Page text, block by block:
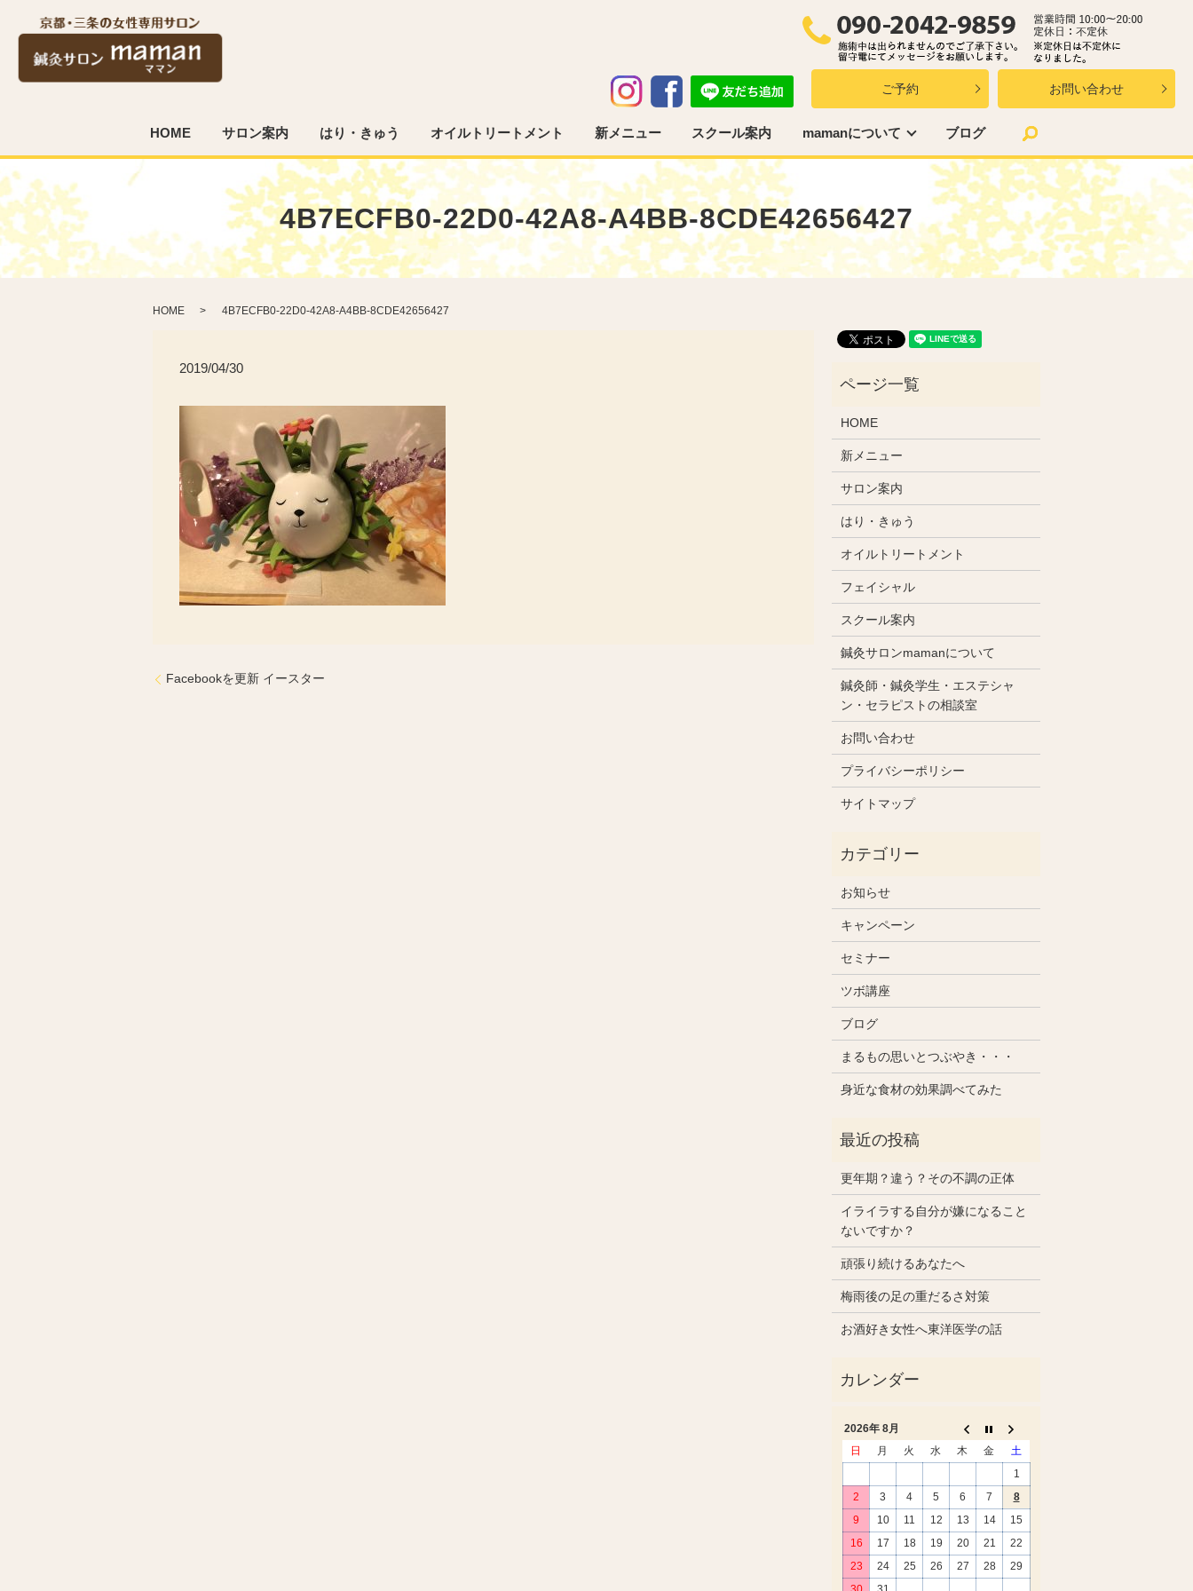
お問い合わせ
ご予約
HOME サロン案内 はり・きゅう オイルトリートメント 新メニュー スクール案内 mamanについて ブログ
4B7ECFB0-22D0-42A8-A4BB-8CDE42656427
HOME 4B7ECFB0-22D0-42A8-A4BB-8CDE42656427
2019/04/30
Facebookを更新 イースター
HOME
新メニュー
サロン案内
はり・きゅう
オイルトリートメント
フェイシャル
スクール案内
鍼灸サロンmamanについて
鍼灸師・鍼灸学生・エステシャ
ン・セラピストの相談室
お問い合わせ
プライバシーポリシー
サイトマップ
お知らせ
キャンペーン
セミナー
ツボ講座
ブログ
まるもの思いとつぶやき・・・
身近な食材の効果調べてみた
更年期？違う？その不調の正体
イライラする自分が嫌になること
ないですか？
頑張り続けるあなたへ
梅雨後の足の重だるさ対策
お酒好き女性へ東洋医学の話
2026年 8月
日
月 火 水 木 金
土
1
2
3 4 5 6 7
8
9
10 11 12 13 14
15
16
17 18 19 20 21
22
23
24 25 26 27 28
29